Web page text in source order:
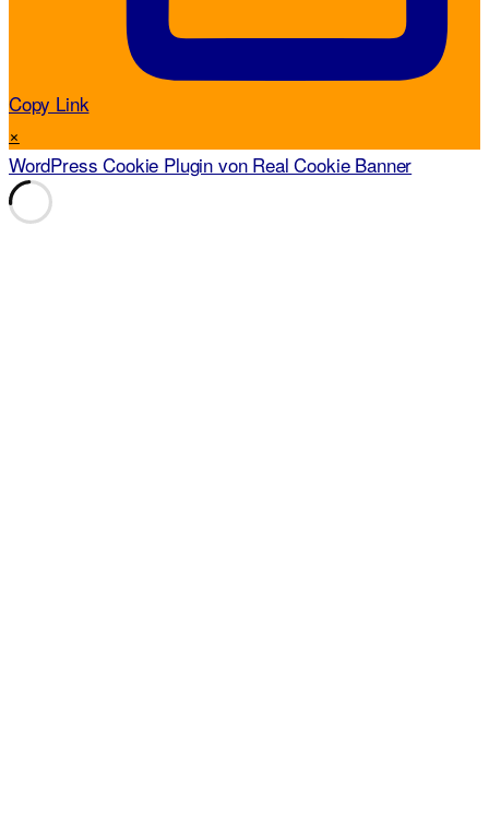
Copy Link
×
WordPress Cookie Plugin von Real Cookie Banner